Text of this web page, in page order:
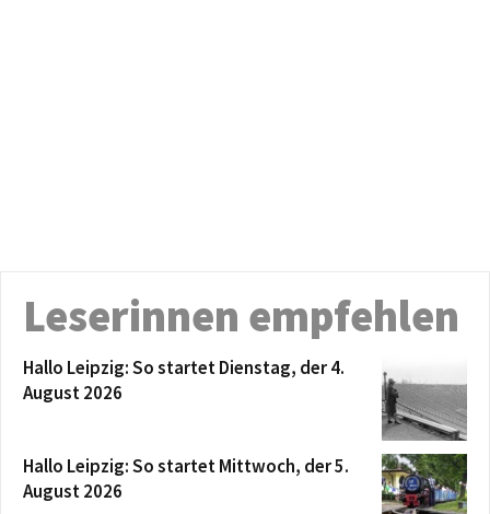
Leserinnen empfehlen
Hallo Leipzig: So startet Dienstag, der 4.
August 2026
Hallo Leipzig: So startet Mittwoch, der 5.
August 2026